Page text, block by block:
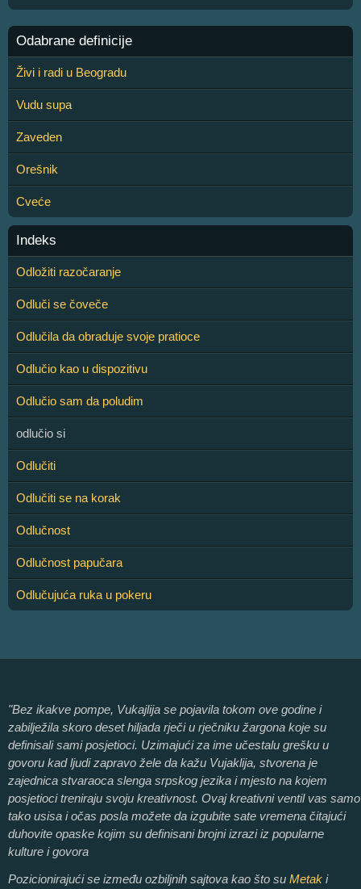
Odabrane definicije
Živi i radi u Beogradu
Vudu supa
Zaveden
Orešnik
Cveće
Indeks
Odložiti razočaranje
Odluči se čoveče
Odlučila da obraduje svoje pratioce
Odlučio kao u dispozitivu
Odlučio sam da poludim
odlučio si
Odlučiti
Odlučiti se na korak
Odlučnost
Odlučnost papučara
Odlučujuća ruka u pokeru
"Bez ikakve pompe, Vukajlija se pojavila tokom ove godine i
zabilježila skoro deset hiljada rječi u rječniku žargona koje su
definisali sami posjetioci. Uzimajući za ime učestalu grešku u
govoru kad ljudi zapravo žele da kažu Vujaklija, stvorena je
zajednica stvaraoca slenga srpskog jezika i mjesto na kojem
posjetioci treniraju svoju kreativnost. Ovaj kreativni ventil vas samo
tako usisa i očas posla možete da izgubite sate vremena čitajući
duhovite opaske kojim su definisani brojni izrazi iz popularne
kulture i govora
Pozicionirajući se između ozbiljnih sajtova kao što su Metak i